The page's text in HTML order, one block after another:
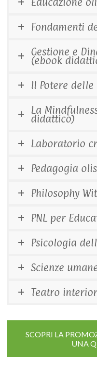
Fondamenti
Gestione e
(ebook
Il Potere delle
La
didattico)
Laboratorio
Pedagogia
Philosophy
PNL per
Psicologia
Scienze
Teatro
SCOPRI LA
UNA